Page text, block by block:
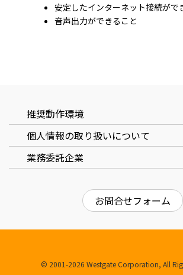
安定したインターネット接続がで
音声出力ができること
推奨動作環境
個⼈情報の取り扱いについて
業務委託企業
お問合せフォーム
© 2001-2026 Westgate Corporation, All